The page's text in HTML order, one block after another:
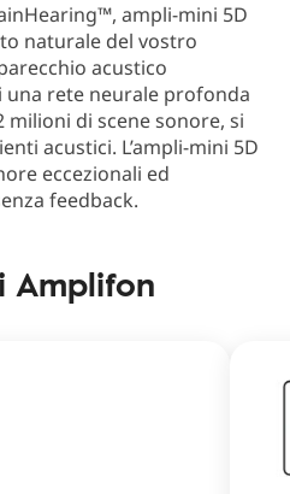
ampli-mini 5D
naturale del vostro
acustico
rete neurale profonda
milioni di scene sonore, si
acustici. L’ampli-mini 5D
eccezionali ed
feedback.
Amplifon